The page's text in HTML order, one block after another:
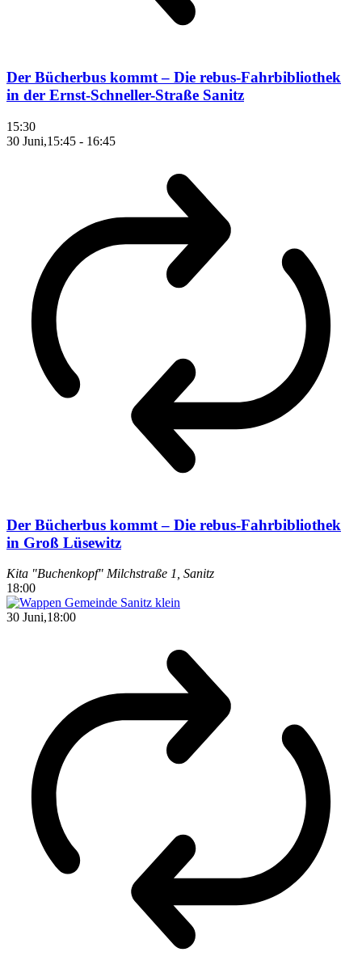
Der Bücherbus kommt – Die rebus-Fahrbibliothek
in der Ernst-Schneller-Straße Sanitz
15:30
30 Juni,15:45 - 16:45
Der Bücherbus kommt – Die rebus-Fahrbibliothek
in Groß Lüsewitz
Kita "Buchenkopf" Milchstraße 1, Sanitz
18:00
30 Juni,18:00